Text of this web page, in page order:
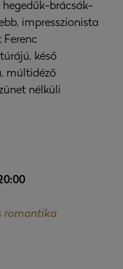
brácsák-
impresszionista
Ferenc
késő
múltidéző
nélküli
romantika